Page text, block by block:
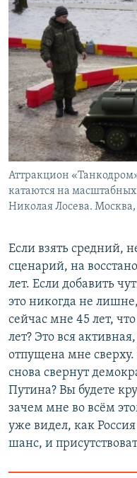
Аттракцион
катаются на
Николая Лосева. Москва,
Если взять средний,
сценарий, на
лет. Если добавить
это никогда не
сейчас мне 45 лет,
лет? Это вся
отпущена мне сверху.
снова свернут
Путина? Вы будете
зачем мне во всём
уже видел, как
шанс, и